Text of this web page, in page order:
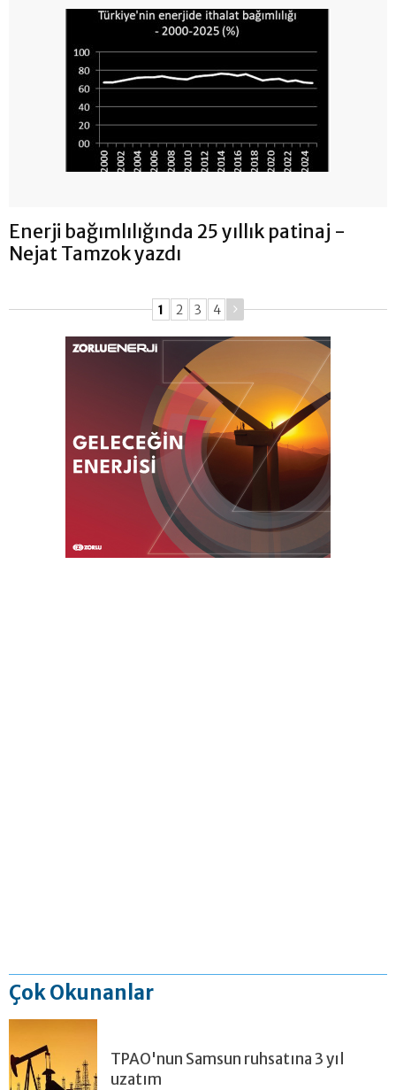
Enerji bağımlılığında 25 yıllık patinaj -
Nejat Tamzok yazdı
1 2 3 4
Çok Okunanlar
TPAO'nun Samsun ruhsatına 3 yıl
uzatım